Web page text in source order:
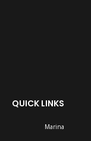
QUICK LINKS
Marina